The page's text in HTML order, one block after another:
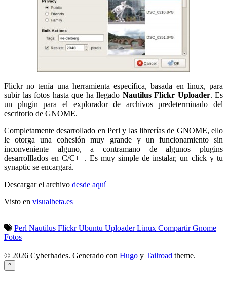
Flickr no tenía una herramienta específica, basada en linux, para
subir las fotos hasta que ha llegado Nautilus Flickr Uploader. Es
un plugin para el explorador de archivos predeterminado del
escritorio de GNOME.
Completamente desarrollado en Perl y las librerías de GNOME, ello
le otorga una cohesión muy grande y un funcionamiento sin
inconveniente alguno, a contramano de algunos plugins
desarrolllados en C/C++. Es muy simple de instalar, un click y tu
synaptic se encargará.
Descargar el archivo desde aquí
Visto en visualbeta.es
Perl Nautilus FlickrUbuntu UploaderLinux CompartirGnome
Fotos
© 2026 Cyberhades. Generado con Hugo y Tailroad theme.
^